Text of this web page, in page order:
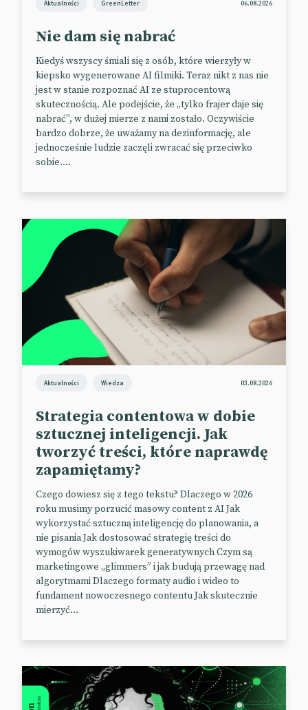
Google Play Store zmierzy się z
konkurencją
Epic Games jest o krok od skonsumowania wygranej
z Google. W 2020 r. producent Fortnite’a, popularnej
gry wideo, oskarżył giganta o stosowanie praktyk
monopolistycznych w ramach sklepu Play Store i
nadużywanie swojej pozycji do narzucania
kolosalnych prowizji (30 proc. wartości sprzedaży
pobranej aplikacji).
praktyk. Rezultaty tego orzeczenia mają niebawem
dać owoce. Zgodnie z zeszłotygodniowym
oświadczeniem kalifornijskiego sądu federalnego,
gigant ma zostać zmuszony do otwarcia się na
konkurencję.
W efekcie na urządzeniach z systemem Android
będą mogły pojawiać się sklepy inne niż Play Store,
które uzyskają dostęp do aplikacji oferowanych za
pośrednictwem platformy Google – o co od początku
Bloomberg
Imagen 3: nowa jakość grafiki
Google udostępnił kolejną wersję swojego modelu
text-to-image. Zapowiadany jeszcze w maju Imagen
3 to – według autorów – najlepszy z
dotychczasowych google’owych generatorów grafiki.
Umożliwia on tworzenie bardziej szczegółowych
obrazów o mniejszej liczbie artefaktów. Lepiej też
rozumie złożone prompty, pozwalając użytkownikom
służących do różnych zadań: od generowania
szybkich „szkiców” po tworzenie obrazów o wysokiej
rozdzielczości. Na razie możliwości nowego modelu
Aktualności GreenLetter 06.08.2026
Nie dam się nabrać
Kiedyś wszyscy śmiali się z osób, które wierzyły w
kiepsko wygenerowane AI filmiki. Teraz nikt z nas nie
jest w stanie rozpoznać AI ze stuprocentową
skutecznością. Ale podejście, że „tylko frajer daje się
nabrać”, w dużej mierze z nami zostało. Oczywiście
bardzo dobrze, że uważamy na dezinformację, ale
jednocześnie ludzie zaczęli zwracać się przeciwko
sobie....
Aktualności Wiedza 03.08.2026
Strategia contentowa w dobie
sztucznej inteligencji. Jak
tworzyć treści, które naprawdę
zapamiętamy?
Czego dowiesz się z tego tekstu? Dlaczego w 2026
roku musimy porzucić masowy content z AI Jak
wykorzystać sztuczną inteligencję do planowania, a
nie pisania Jak dostosować strategię treści do
wymogów wyszukiwarek generatywnych Czym są
marketingowe „glimmers” i jak budują przewagę nad
algorytmami Dlaczego formaty audio i wideo to
fundament nowoczesnego contentu Jak skutecznie
mierzyć...